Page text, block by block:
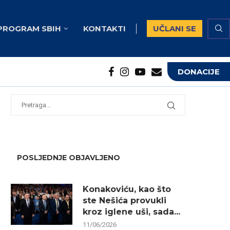
SBIH KONTAKTI UČLANI SE
DONACIJE
POSLJEDNJE OBJAVLJENO
Konakoviću, kao što
ste Nešića provukli
kroz iglene uši, sada...
11/06/2026